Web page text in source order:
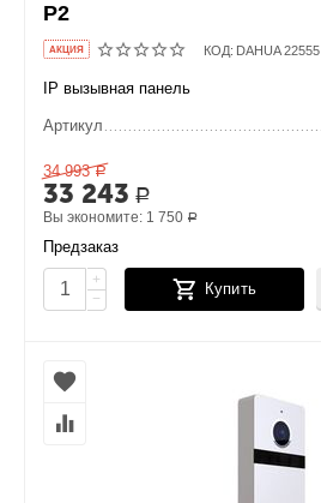
P2
AКЦИЯ КОД: DAHUA 22555
IP вызывная панель
Артикул
34 993 Р
33 243 Р
Вы экономите: 1 750 Р
Предзаказ
+
−
Купить